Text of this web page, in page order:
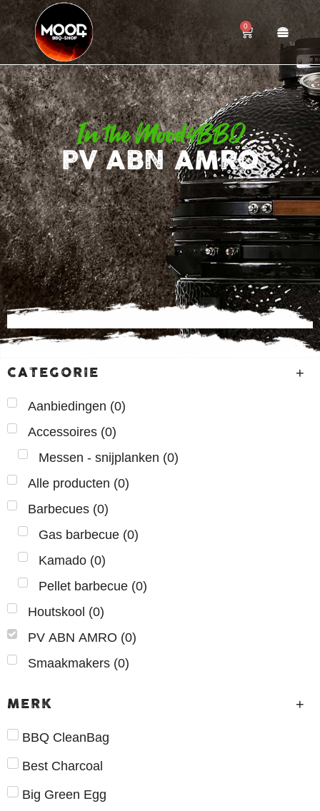
0
In the Mood4BBQ
PV ABN AMRO
CATEGORIE
Aanbiedingen (0)
Accessoires (0)
Messen - snijplanken (0)
Alle producten (0)
Barbecues (0)
Gas barbecue (0)
Kamado (0)
Pellet barbecue (0)
Houtskool (0)
PV ABN AMRO (0)
Smaakmakers (0)
MERK
BBQ CleanBag
Best Charcoal
Big Green Egg